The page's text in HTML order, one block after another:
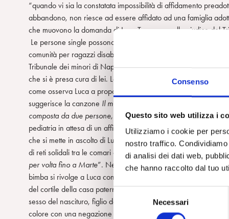
Consenso
Questo sito web utilizza i
Utilizziamo i cookie per
nostro traffico.
di analisi dei dati web,
che hanno raccolto dal tuo
S
e
Necessari
“quando vi sia la constatata impossibilità di affidamento
abbandono, non riesce ad essere affidato ad una famiglia
che muovono la domanda di Luca Trapanese alla giudice del
Le persone single possono adottare “
comunità per ragazzi disabili senza genitori, “Il borgo
Tribunale dei minori di Napoli per l’affido di Alba, la bimba
che si è presa cura di lei. La mamma l’ha partorita
come osserva Luca a proposito dei limiti nell’adozione per
suggerisce la canzone Il mio canto libero
composta da due persone, una mamma e un papà” senza
pediatria in attesa di un affido che non c’è, e senza
che si mette in ascolto di Luca e lo sostiene, con l’esperienza
di reti solidali tra le comari del quartiere in cui abita, sostenuta
per volta fino a Marte”. Nel dialogo alla finestra del reparto di
bimba si rivolge a Luca con candore e complicità,
del cortile della casa paterna, è lo sfondo per il dialogo tra
sesso del nascituro, figlio del fratello: in una
colore con una negazione degli aspetti ambivalenti e mortiferi